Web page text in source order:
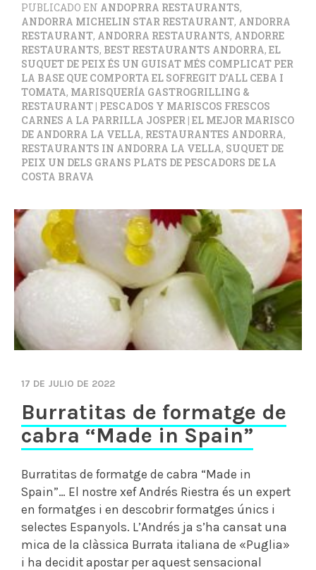
PUBLICADO EN ANDOPRRA RESTAURANTS,
ANDORRA MICHELIN STAR RESTAURANT, ANDORRA
RESTAURANT, ANDORRA RESTAURANTS, ANDORRE
RESTAURANTS, BEST RESTAURANTS ANDORRA, EL
SUQUET DE PEIX ÉS UN GUISAT MÉS COMPLICAT PER
LA BASE QUE COMPORTA EL SOFREGIT D’ALL CEBA I
TOMATA, MARISQUERÍA GASTROGRILLING &
RESTAURANT | PESCADOS Y MARISCOS FRESCOS
CARNES A LA PARRILLA JOSPER | EL MEJOR MARISCO
DE ANDORRA LA VELLA, RESTAURANTES ANDORRA,
RESTAURANTS IN ANDORRA LA VELLA, SUQUET DE
PEIX UN DELS GRANS PLATS DE PESCADORS DE LA
COSTA BRAVA
17 DE JULIO DE 2022
Burratitas de formatge de
cabra “Made in Spain”
Burratitas de formatge de cabra “Made in
Spain”… El nostre xef Andrés Riestra és un expert
en formatges i en descobrir formatges únics i
selectes Espanyols. L’Andrés ja s’ha cansat una
mica de la clàssica Burrata italiana de «Puglia»
i ha decidit apostar per aquest sensacional